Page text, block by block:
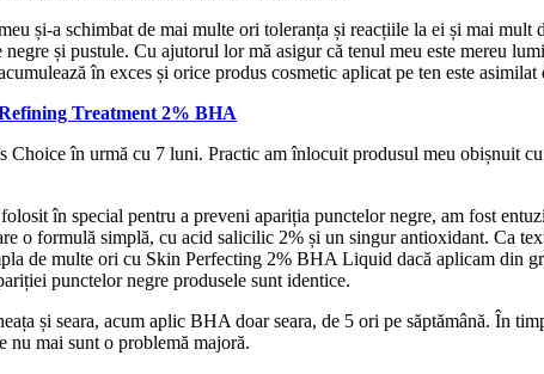
și-a schimbat de mai multe ori toleranța și reacțiile la ei și mai mult
și pustule. Cu ajutorul lor mă asigur că tenul meu este mereu
în exces și orice produs cosmetic aplicat pe ten este
Treatment 2% BHA
Choice în urmă cu 7 luni. Practic am înlocuit produsul meu
în special pentru a preveni apariția punctelor negre, am fost
o formulă simplă, cu acid salicilic 2% și un singur antioxidant. Ca
de multe ori cu Skin Perfecting 2% BHA Liquid dacă aplicam din
punctelor negre produsele sunt identice.
și seara, acum aplic BHA doar seara, de 5 ori pe săptămână. În
nu mai sunt o problemă majoră.